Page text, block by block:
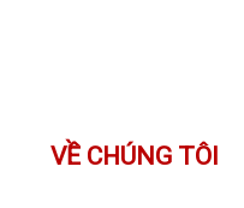
VỀ CHÚNG TÔI